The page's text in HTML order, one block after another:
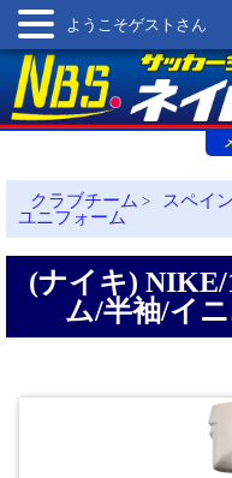
ようこそゲストさん
クラブチーム > スペイ
ユニフォーム
(ナイキ)
ム/半袖/イ